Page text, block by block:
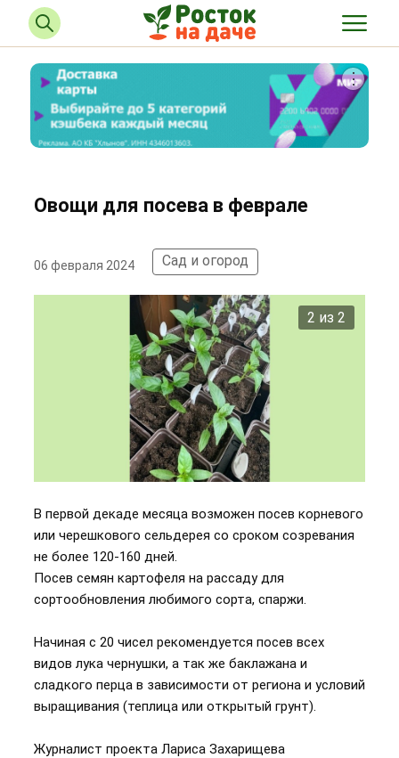
Овощи для посева в феврале
06 февраля 2024 Сад и огород
2 из 2
В первой декаде месяца возможен посев корневого
или черешкового сельдерея со сроком созревания
не более 120-160 дней.
Посев семян картофеля на рассаду для
сортообновления любимого сорта, спаржи.
Начиная с 20 чисел рекомендуется посев всех
видов лука чернушки, а так же баклажана и
сладкого перца в зависимости от региона и условий
выращивания (теплица или открытый грунт).
Журналист проекта Лариса Захарищева